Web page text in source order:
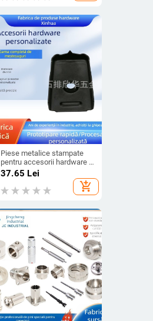
Piese metalice stampate
pentru accesorii hardware și
catarame pentru
37.65 Lei
add_shopping_cart